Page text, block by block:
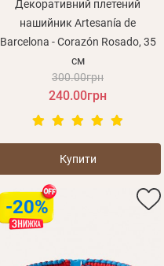
Декоративний плетений
нашийник Artesanía de
Barcelona - Corazón Rosado, 35
см
300.00грн
240.00грн
Купити
-20%